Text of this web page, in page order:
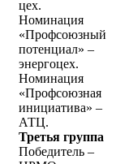
цех.
Номинация
«Профсоюзный
потенциал» –
энергоцех.
Номинация
«Профсоюзная
инициатива» –
АТЦ.
Третья группа
Победитель –